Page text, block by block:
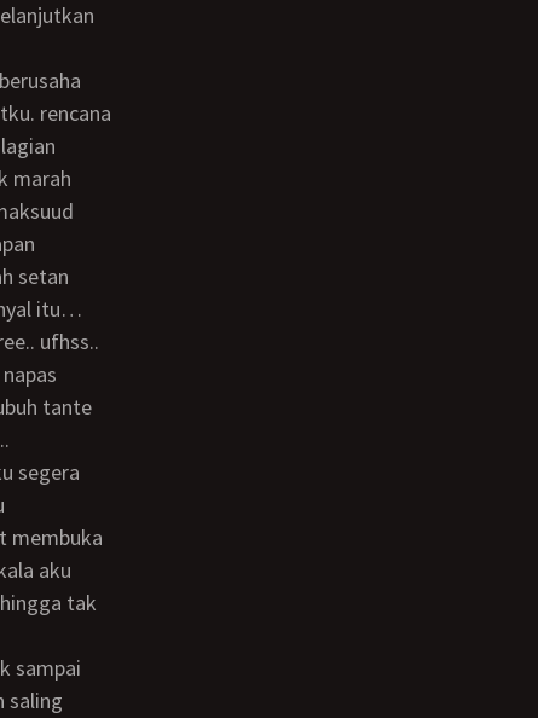
rencana
marah
setan
itu…
tante
membuka
aku
tak
saling